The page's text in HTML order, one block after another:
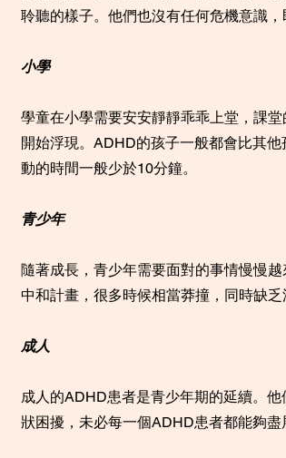
聆聽的樣子。他們也沒有任何危機意識，
小學
學童在小學需要安安靜靜乖乖上堂，課
開始浮現。ADHD的孩子一般都會比其
動的時間一般少於10分鐘。
青少年
隨著成長，青少年需要面對的事情慢慢
中和計畫，很多時候相當莽撞，同時缺
成人
成人的ADHD患者是青少年期的延續。
狀困擾，未必每一個ADHD患者都能夠盡